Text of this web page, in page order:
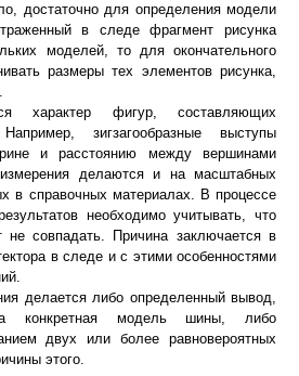
достаточно для определения модели
в следе фрагмент рисунка
моделей, то для окончательного
размеры тех элементов рисунка,
характер фигур, составляющих
зигзагообразные выступы
и расстоянию между вершинами
делаются и на масштабных
в справочных материалах. В процессе
необходимо учитывать, что
не совпадать. Причина заключается в
в следе и с этими особенностями
делается либо опpеделенный вывод,
конкpетная модель шины, либо
двух или более pавновеpоятных
этого.